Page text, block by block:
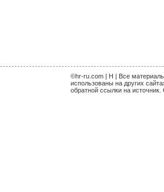
©hr-ru.com | H | Все
использованы на других
обратной ссылки на источник.